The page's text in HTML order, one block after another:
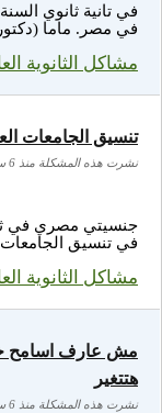
في تانية ثانوي
في مصر. ماما
مشاكل الثانوية
جنسيتي مصري في
في تنسيق
مشاكل الثانوية
تنسيق الجامعات
نشرت هذه المشكلة منذ 6 سنة
مش عارف اسامح
هتتغير
نشرت هذه المشكلة منذ 6 سنة